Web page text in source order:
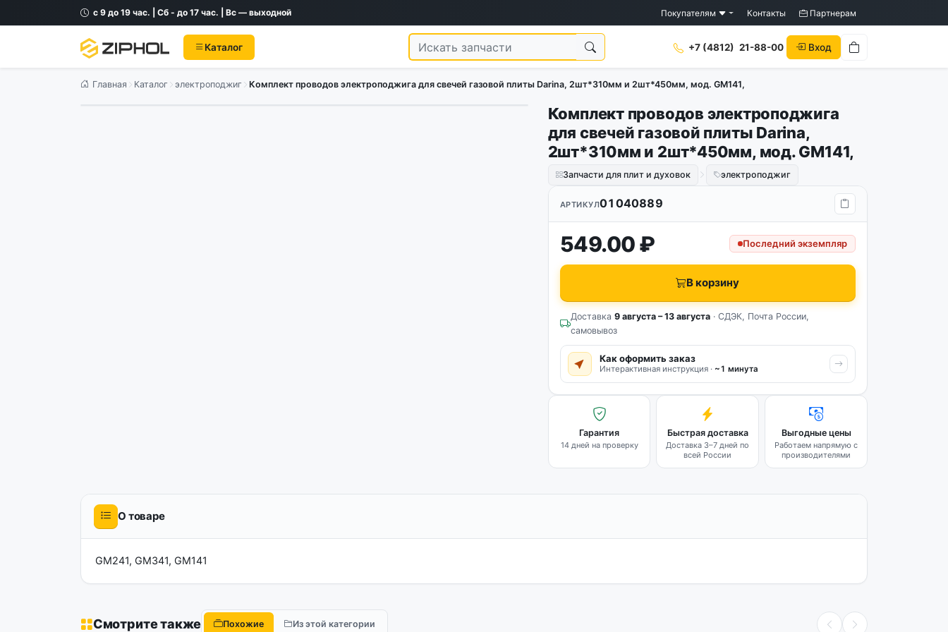
с 9 до 19 час. | Сб - до 17 час. | Вс — выходной Покупателям Контакты Партнерам
Каталог +7 (4812) 21-88-00 Вход
Главная Каталог электроподжиг Комплект проводов электроподжига для свечей газовой плиты Darina, 2шт*310мм и 2шт*450мм, мод. GM141,
Комплект проводов электроподжига
для свечей газовой плиты Darina,
2шт*310мм и 2шт*450мм, мод. GM141,
Запчасти для плит и духовок электроподжиг
АРТИКУЛ01040889
549.00 ₽ Последний экземпляр
В корзину
Доставка 9 августа – 13 августа· СДЭК, Почта России,
самовывоз
Как оформить заказ
Интерактивная инструкция · ~1 минута
Гарантия
14 дней на проверку
Быстрая доставка
Доставка 3–7 дней по
всей России
Выгодные цены
Работаем напрямую с
производителями
О товаре
GM241, GM341, GM141
Смотрите также Похожие Из этой категории